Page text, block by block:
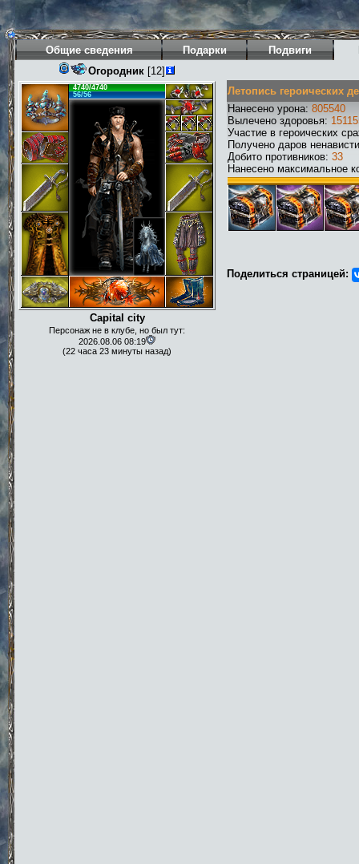
Общие сведения Подарки Подвиги
Огородник [12]
4740/4740
56/56
Capital city
Персонаж не в клубе, но был тут:
2026.08.06 08:19
(22 часа 23 минуты назад)
Летопись героических
Нанесено урона: 805540
Вылечено здоровья:
Участие в героических
Получено даров
Добито противников: 33
Нанесено максимальное
Поделиться страницей: